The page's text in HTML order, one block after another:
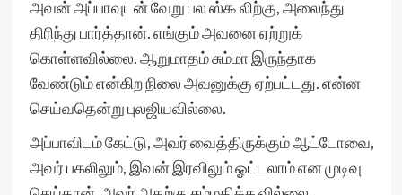
அவன் அப்பாவுடன் வேறு பல ஸ்கூலிற்கு, அலைந்து
திரிந்து பார்த்தான். எங்கும் அவனை ஏற்றுக்
கொள்ளவில்லை. ஆறுமாதம் சும்மா இருந்தாக
வேண்டும் என்கிற நிலை அவனுக்கு ஏற்பட்டது. என்ன
செய்வதென்று புலஜியவில்லை.
அப்பாவிடம் கேட்டு, அவர் வைத்திருக்கும் ஆட்டோவை,
அவர் பகலிலும், இவன் இரவிலும் ஓட்டலாம் என முடிவு